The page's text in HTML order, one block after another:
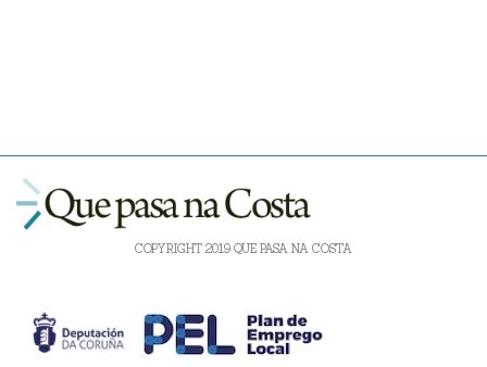
COPYRIGHT 2019 QUE PASA NA COSTA